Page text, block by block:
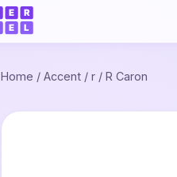
Home / Accent / r / R Caron